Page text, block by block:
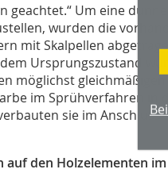
geachtet.“ Um eine
wurden die
mit Skalpellen
Ursprungszustand
möglichst
im Sprühverfahren in
sie im Anschluss
auf den Holzelementen